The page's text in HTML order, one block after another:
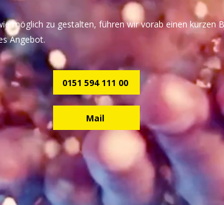
möglich zu gestalten, führen wir vorab einen kurzen
Angebot.
0151 594 111 00
Mail